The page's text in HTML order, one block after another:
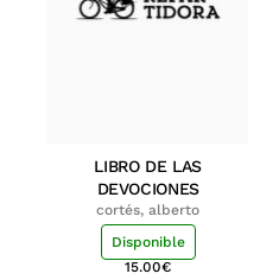
LIBRO DE LAS
DEVOCIONES
cortés, alberto
Disponible
15.00€